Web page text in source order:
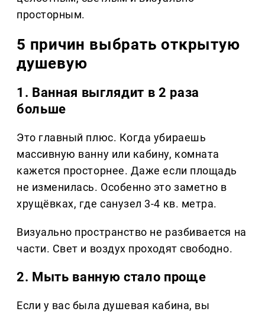
просторным.
5 причин выбрать открытую
душевую
1. Ванная выглядит в 2 раза
больше
Это главный плюс. Когда убираешь
массивную ванну или кабину, комната
кажется просторнее. Даже если площадь
не изменилась. Особенно это заметно в
хрущёвках, где санузел 3-4 кв. метра.
Визуально пространство не разбивается на
части. Свет и воздух проходят свободно.
2. Мыть ванную стало проще
Если у вас была душевая кабина, вы